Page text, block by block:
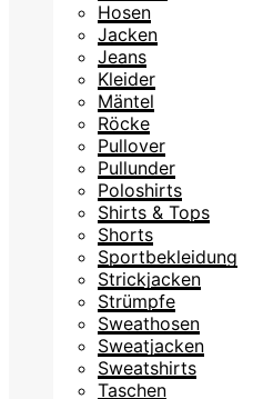
Hosen
Jacken
Jeans
Kleider
Mäntel
Röcke
Pullover
Pullunder
Poloshirts
Shirts & Tops
Shorts
Sportbekleidung
Strickjacken
Strümpfe
Sweathosen
Sweatjacken
Sweatshirts
Taschen